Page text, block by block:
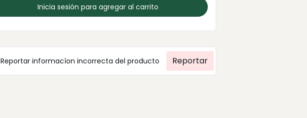
Inicia sesión para agregar al carrito
Reportar informacíon incorrecta del producto Reportar